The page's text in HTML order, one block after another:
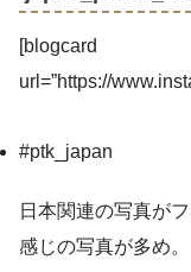
[blogcard
url=”https://
#ptk_japan
日本関連の写真が
感じの写真が多め。